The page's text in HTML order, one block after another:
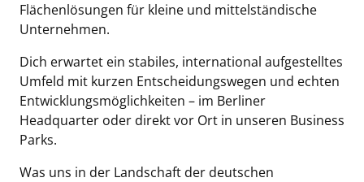
Flächenlösungen für kleine und mittelständische
Unternehmen.
Dich erwartet ein stabiles, international aufgestelltes
Umfeld mit kurzen Entscheidungswegen und echten
Entwicklungsmöglichkeiten – im Berliner
Headquarter oder direkt vor Ort in unseren Business
Parks.
Was uns in der Landschaft der deutschen